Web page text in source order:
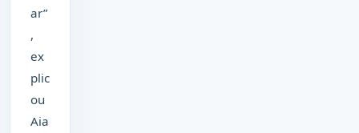
ar”
,
ex
plic
ou
Aia